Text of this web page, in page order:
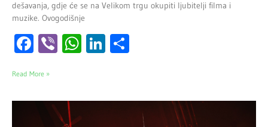
dešavanja, gdje će se na Velikom trgu okupiti ljubitelji filma i
muzike. Ovogodišnje
Facebook
ViberWhatsApp
LinkedIn
Read More »